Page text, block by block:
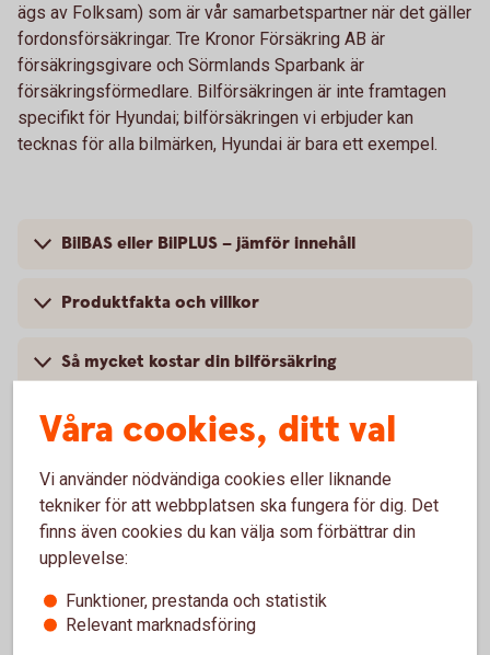
ägs av Folksam) som är vår samarbetspartner när det gäller
fordonsförsäkringar. Tre Kronor Försäkring AB är
försäkringsgivare och Sörmlands Sparbank är
försäkringsförmedlare. Bilförsäkringen är inte framtagen
specifikt för Hyundai; bilförsäkringen vi erbjuder kan
tecknas för alla bilmärken, Hyundai är bara ett exempel.
BilBAS eller BilPLUS – jämför innehåll
Produktfakta och villkor
Så mycket kostar din bilförsäkring
Vanliga frågor om att försäkra
Hyundai
försäkringarna?
Våra cookies, ditt val
Vi använder nödvändiga cookies eller liknande
tekniker för att webbplatsen ska fungera för dig. Det
finns även cookies du kan välja som förbättrar din
upplevelse:
Funktioner, prestanda och statistik
Relevant marknadsföring